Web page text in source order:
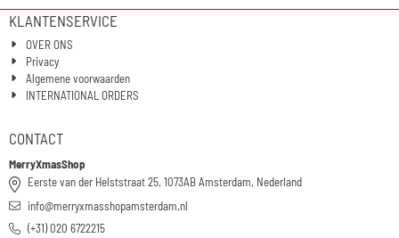
KLANTENSERVICE
OVER ONS
Privacy
Algemene voorwaarden
INTERNATIONAL ORDERS
CONTACT
MerryXmasShop
Eerste van der Helststraat 25, 1073AB Amsterdam, Nederland
info@merryxmasshopamsterdam.nl
(+31) 020 6722215